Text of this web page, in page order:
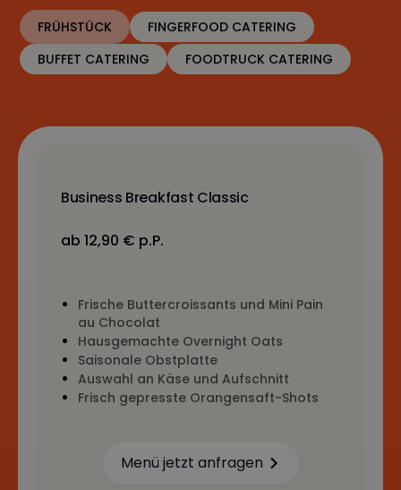
FRÜHSTÜCK
FINGERFOOD CATERING
BUFFET CATERING
FOODTRUCK CATERING
Business Breakfast Classic
ab 12,90 € p.P.
Frische Buttercroissants und Mini Pain
au Chocolat
Hausgemachte Overnight Oats
Saisonale Obstplatte
Auswahl an Käse und Aufschnitt
Frisch gepresste Orangensaft-Shots
Menü jetzt anfragen